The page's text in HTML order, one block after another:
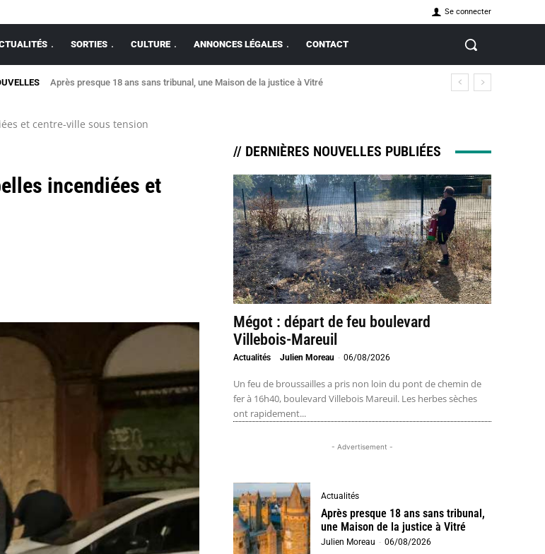
Se connecter
SORTIES CULTURE ANNONCES LÉGALES CONTACT
Après presque 18 ans sans tribunal, une Maison de la justice à Vitré
Allaire : une maison détruite par un violent incendie
et centre-ville sous tension
incendiées et
// DERNIÈRES NOUVELLES PUBLIÉES
Mégot : départ de feu boulevard
Villebois-Mareuil
Actualités Julien Moreau - 06/08/2026
Un feu de broussailles a pris non loin du pont de chemin de
fer à 16h40, boulevard Villebois Mareuil. Les herbes sèches
ont rapidement...
- Advertisement -
Actualités
Après presque 18 ans sans tribunal,
une Maison de la justice à Vitré
Julien Moreau - 06/08/2026